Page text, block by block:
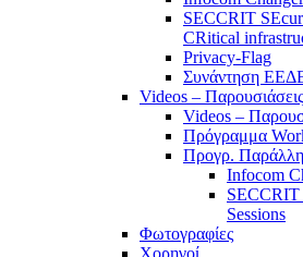
SECCRIT
CRitical
Privacy-Flag
Συνάντηση
Videos – Παρουσιάσεις
Videos –
Πρόγραμμα
Προγρ.
Infocom
SECCRIT
Sessions
Φωτογραφίες
Χορηγοί